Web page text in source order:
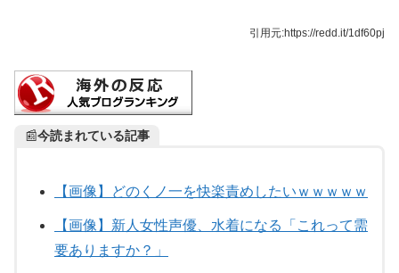
引用元:https://redd.it/1df60pj
📰今読まれている記事
【画像】どのくノ一を快楽責めしたいｗｗｗｗｗ
【画像】新人女性声優、水着になる「これって需
要ありますか？」